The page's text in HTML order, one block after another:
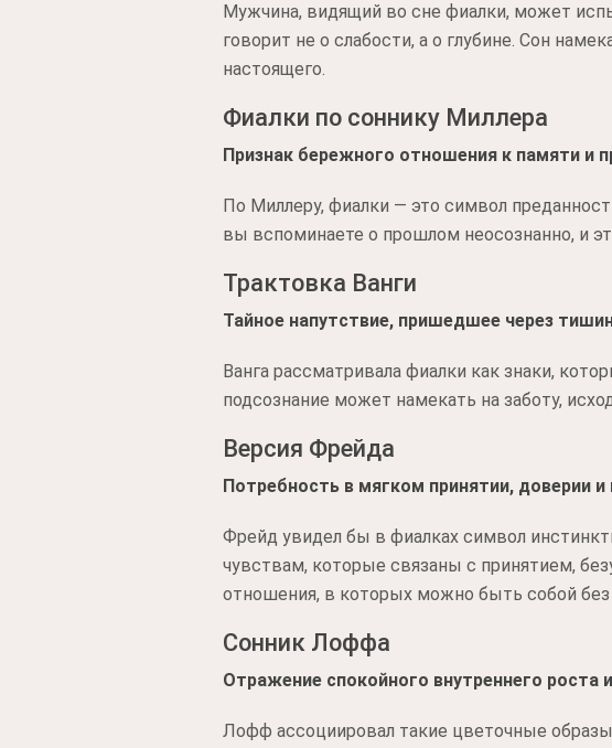
Мужчина, видящий во сне фиалки, может
говорит не о слабости, а о глубине. Сон
настоящего.
Фиалки по соннику Миллера
Признак бережного отношения к памяти и
По Миллеру, фиалки — это символ
вы вспоминаете о прошлом неосознанно, и
Трактовка Ванги
Тайное напутствие, пришедшее через
Ванга рассматривала фиалки как знаки,
подсознание может намекать на заботу,
Версия Фрейда
Потребность в мягком принятии, доверии
Фрейд увидел бы в фиалках символ
чувствам, которые связаны с принятием,
отношения, в которых можно быть собой
Сонник Лоффа
Отражение спокойного внутреннего роста
Лофф ассоциировал такие цветочные